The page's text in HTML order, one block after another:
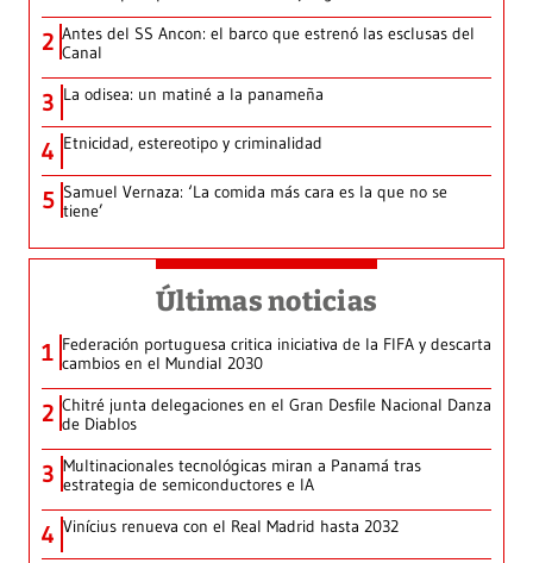
2 Antes del SS Ancon: el barco que estrenó las esclusas del
Canal
3 La odisea: un matiné a la panameña
4 Etnicidad, estereotipo y criminalidad
5 Samuel Vernaza: ‘La comida más cara es la que no se
tiene’
Últimas noticias
1 Federación portuguesa critica iniciativa de la FIFA y descarta
cambios en el Mundial 2030
2 Chitré junta delegaciones en el Gran Desfile Nacional Danza
de Diablos
3 Multinacionales tecnológicas miran a Panamá tras
estrategia de semiconductores e IA
4 Vinícius renueva con el Real Madrid hasta 2032